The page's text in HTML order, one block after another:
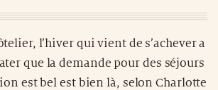
l’hiver qui vient de s’achever a
que la demande pour des séjours
est bel est bien là, selon Charlotte